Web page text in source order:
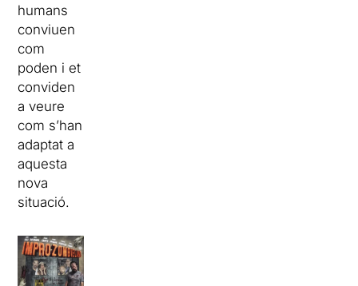
humans
conviuen
com
poden i et
conviden
a veure
com s’han
adaptat a
aquesta
nova
situació.